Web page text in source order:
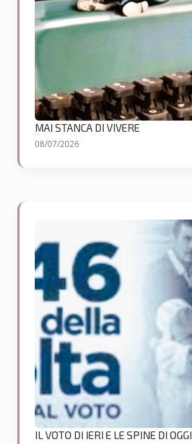
MAI STANCA DI VIVERE
08/07/2026
IL VOTO DI IERI E LE SPINE DI OGGI